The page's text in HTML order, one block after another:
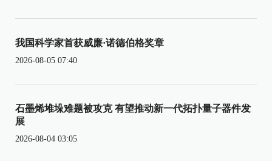
我国科学家首获威廉·诺德伯格奖章
2026-08-05 07:40
石墨烯堆垛难题被攻克 有望推动新一代拓扑量子器件发
展
2026-08-04 03:05